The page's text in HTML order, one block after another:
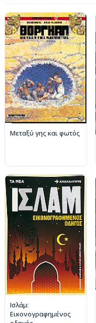
Μεταξύ γης και φωτός
Ισλάμ:
Εικονογραφημένος